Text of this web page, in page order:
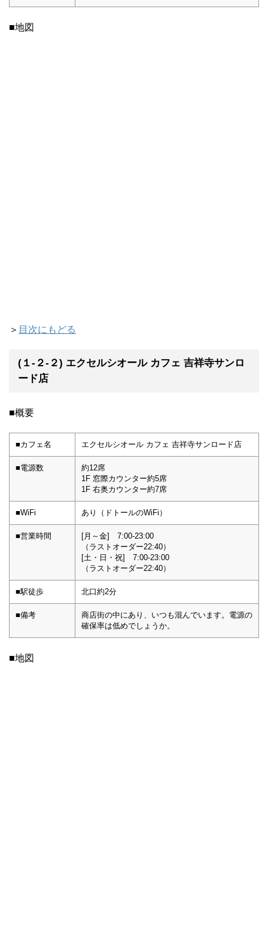
■地図
＞ 目次にもどる
(１-２-２) エクセルシオール カフェ 吉祥寺サンロ
ード店
■概要
■カフェ名 エクセルシオール カフェ 吉祥寺サンロード店
■電源数
約12席
1F 窓際カウンター約5席
1F 右奥カウンター約7席
■WiFi あり（ドトールのWiFi）
■営業時間
[月～金] 7:00-23:00
（ラストオーダー22:40）
[土・日・祝] 7:00-23:00
（ラストオーダー22:40）
■駅徒歩 北口約2分
■備考
商店街の中にあり、いつも混んでいます。電源の
確保率は低めでしょうか。
■地図